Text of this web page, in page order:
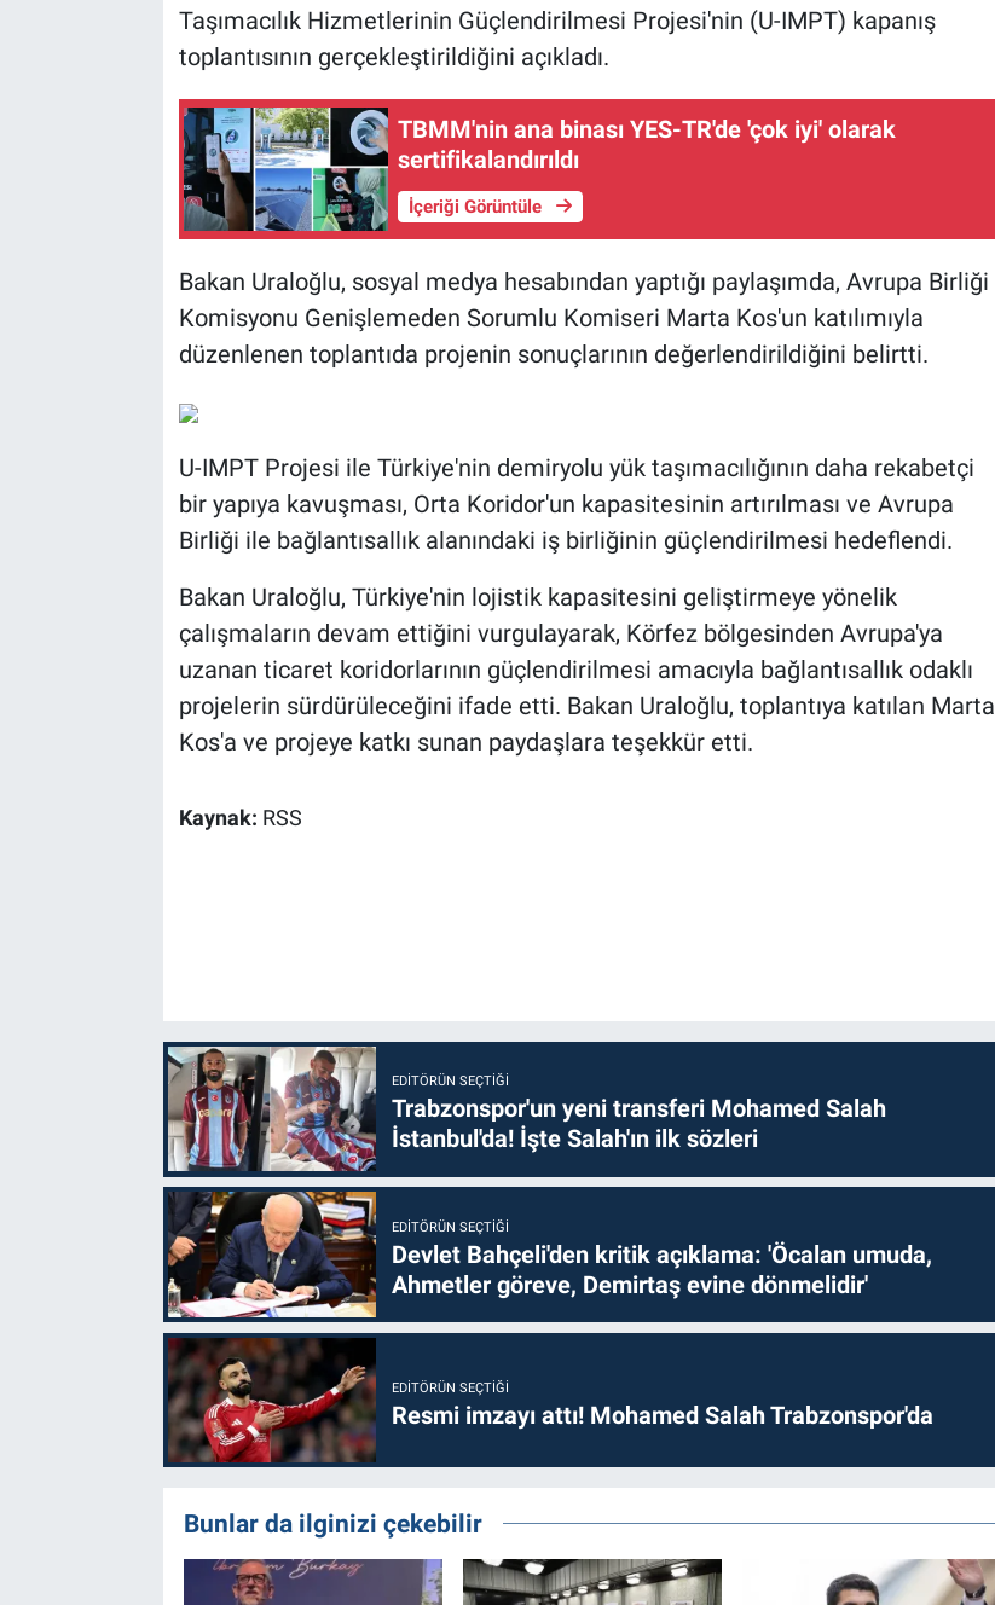
Taşımacılık Hizmetlerinin Güçlendirilmesi Projesi'nin (U-IMPT) kapanış
toplantısının gerçekleştirildiğini açıkladı.
TBMM'nin ana binası YES-TR'de 'çok iyi' olarak
sertifikalandırıldı
İçeriği Görüntüle
Bakan Uraloğlu, sosyal medya hesabından yaptığı paylaşımda, Avrupa Birliği
Komisyonu Genişlemeden Sorumlu Komiseri Marta Kos'un katılımıyla
düzenlenen toplantıda projenin sonuçlarının değerlendirildiğini belirtti.
U-IMPT Projesi ile Türkiye'nin demiryolu yük taşımacılığının daha rekabetçi
bir yapıya kavuşması, Orta Koridor'un kapasitesinin artırılması ve Avrupa
Birliği ile bağlantısallık alanındaki iş birliğinin güçlendirilmesi hedeflendi.
Bakan Uraloğlu, Türkiye'nin lojistik kapasitesini geliştirmeye yönelik
çalışmaların devam ettiğini vurgulayarak, Körfez bölgesinden Avrupa'ya
uzanan ticaret koridorlarının güçlendirilmesi amacıyla bağlantısallık odaklı
projelerin sürdürüleceğini ifade etti. Bakan Uraloğlu, toplantıya katılan Marta
Kos'a ve projeye katkı sunan paydaşlara teşekkür etti.
Kaynak: RSS
EDITÖRÜN SEÇTIĞI
Trabzonspor'un yeni transferi Mohamed Salah
İstanbul'da! İşte Salah'ın ilk sözleri
EDITÖRÜN SEÇTIĞI
Devlet Bahçeli'den kritik açıklama: 'Öcalan umuda,
Ahmetler göreve, Demirtaş evine dönmelidir'
EDITÖRÜN SEÇTIĞI
Resmi imzayı attı! Mohamed Salah Trabzonspor'da
Bunlar da ilginizi çekebilir